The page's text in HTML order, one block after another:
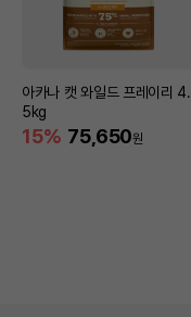
아카나 캣 와일드 프레이리 4.
5kg
15% 75,650원